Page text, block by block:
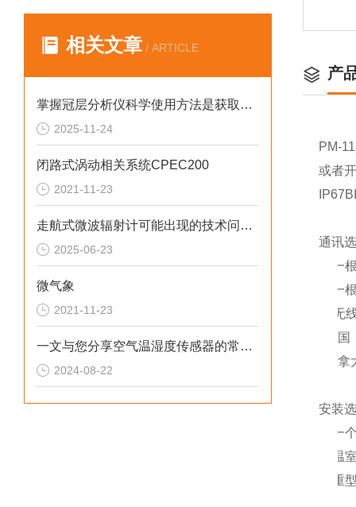
相关文章 / ARTICLE
掌握冠层分析仪科学使用方法是获取可靠植被信息的前提
2025-11-24
闭路式涡动相关系统CPEC200
2021-11-23
走航式微波辐射计可能出现的技术问题相应解决方法分享
2025-06-23
微气象
2021-11-23
一文与您分享空气温湿度传感器的常见故障相应解决方法
2024-08-22
产
PM-11
或者
通讯
一
一
无
国
加拿
安装
一
温
重